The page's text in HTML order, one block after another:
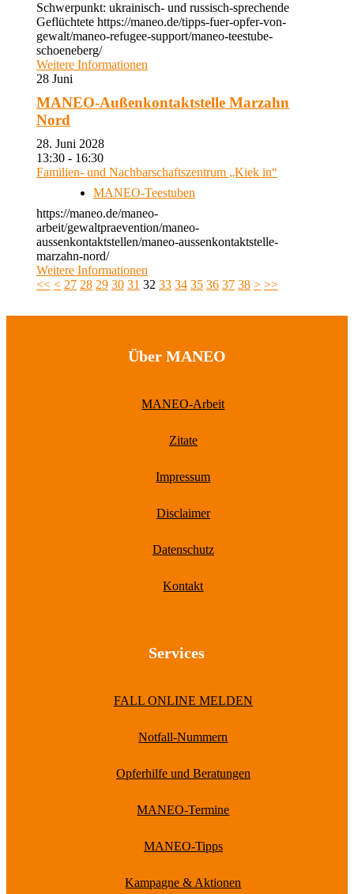
Schwerpunkt: ukrainisch- und russisch-sprechende
Geflüchtete https://maneo.de/tipps-fuer-opfer-von-
gewalt/maneo-refugee-support/maneo-teestube-
schoeneberg/
Weitere Informationen
28 Juni
MANEO-Außenkontaktstelle Marzahn
Nord
28. Juni 2028
13:30 - 16:30
Familien- und Nachbarschaftszentrum „Kiek in“
MANEO-Teestuben
https://maneo.de/maneo-
arbeit/gewaltpraevention/maneo-
aussenkontaktstellen/maneo-aussenkontaktstelle-
marzahn-nord/
Weitere Informationen
<< < 27 28 29 30 31 32 33 34 35 36 37 38 > >>
Über MANEO
MANEO-Arbeit
Zitate
Impressum
Disclaimer
Datenschutz
Kontakt
Services
FALL ONLINE MELDEN
Notfall-Nummern
Opferhilfe und Beratungen
MANEO-Termine
MANEO-Tipps
Kampagne & Aktionen